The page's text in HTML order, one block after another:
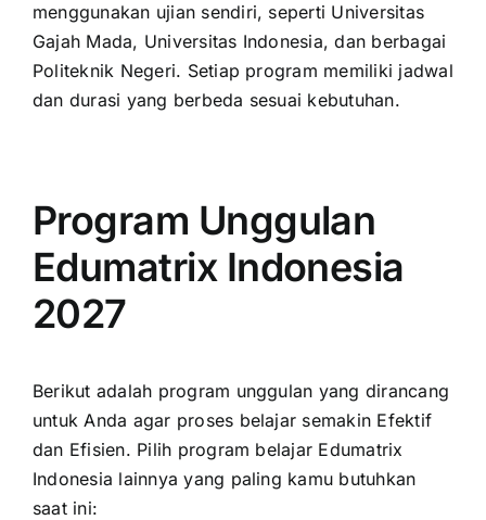
menggunakan ujian sendiri, seperti Universitas
Gajah Mada, Universitas Indonesia, dan berbagai
Politeknik Negeri. Setiap program memiliki jadwal
dan durasi yang berbeda sesuai kebutuhan.
Program Unggulan
Edumatrix Indonesia
2027
Berikut adalah program unggulan yang dirancang
untuk Anda agar proses belajar semakin Efektif
dan Efisien. Pilih program belajar Edumatrix
Indonesia lainnya yang paling kamu butuhkan
saat ini: